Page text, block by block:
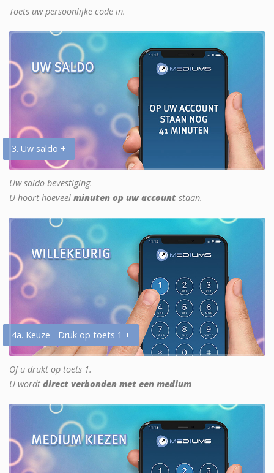
Toets uw persoonlijke code in.
3. Uw saldo +
Uw saldo bevestiging.
U hoort hoeveel minuten op uw account staan.
4a. Keuze - Druk op toets 1 +
Of u drukt op toets 1.
U wordt direct verbonden met een medium